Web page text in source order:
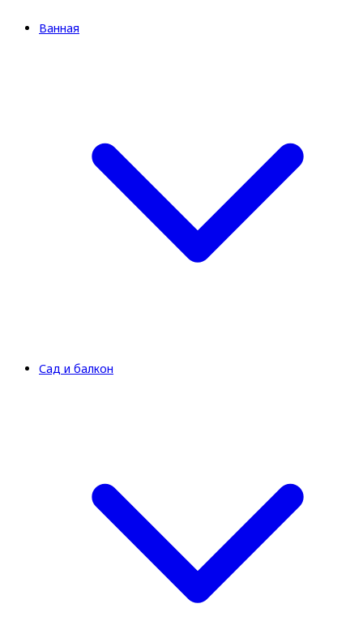
Ванная
Сад и балкон